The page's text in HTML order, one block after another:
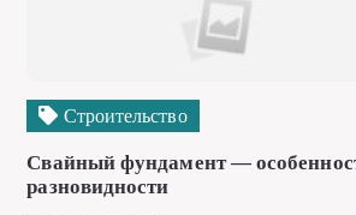
Строительство
Свайный фундамент —
разновидности